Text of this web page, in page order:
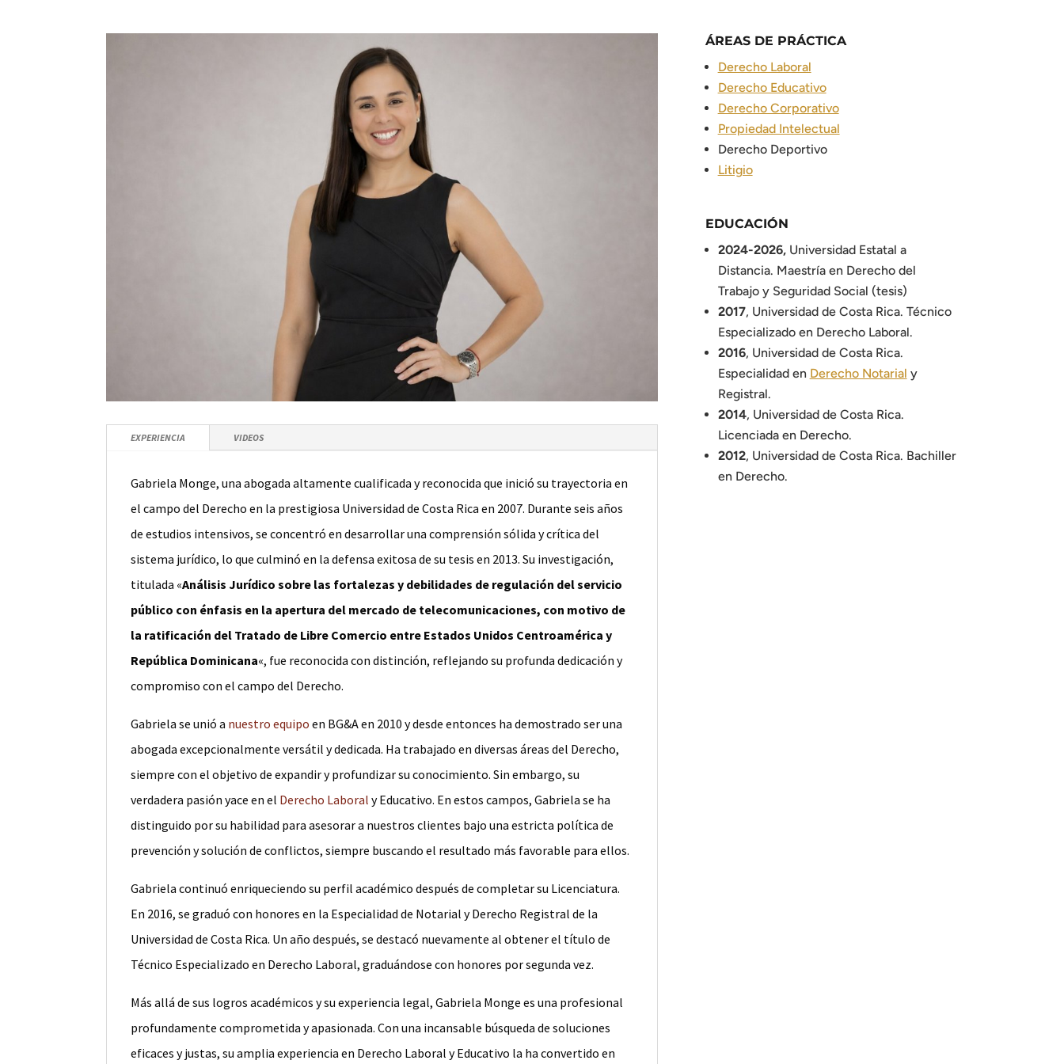
EXPERIENCIA VIDEOS
Gabriela Monge, una abogada altamente cualificada y reconocida que inició su trayectoria en
el campo del Derecho en la prestigiosa Universidad de Costa Rica en 2007. Durante seis años
de estudios intensivos, se concentró en desarrollar una comprensión sólida y crítica del
sistema jurídico, lo que culminó en la defensa exitosa de su tesis en 2013. Su investigación,
titulada «Análisis Jurídico sobre las fortalezas y debilidades de regulación del servicio
público con énfasis en la apertura del mercado de telecomunicaciones, con motivo de
la ratificación del Tratado de Libre Comercio entre Estados Unidos Centroamérica y
República Dominicana«, fue reconocida con distinción, reflejando su profunda dedicación y
compromiso con el campo del Derecho.
Gabriela se unió a nuestro equipo en BG&A en 2010 y desde entonces ha demostrado ser una
abogada excepcionalmente versátil y dedicada. Ha trabajado en diversas áreas del Derecho,
siempre con el objetivo de expandir y profundizar su conocimiento. Sin embargo, su
verdadera pasión yace en el Derecho Laboral y Educativo. En estos campos, Gabriela se ha
distinguido por su habilidad para asesorar a nuestros clientes bajo una estricta política de
prevención y solución de conflictos, siempre buscando el resultado más favorable para ellos.
Gabriela continuó enriqueciendo su perfil académico después de completar su Licenciatura.
En 2016, se graduó con honores en la Especialidad de Notarial y Derecho Registral de la
Universidad de Costa Rica. Un año después, se destacó nuevamente al obtener el título de
Técnico Especializado en Derecho Laboral, graduándose con honores por segunda vez.
Más allá de sus logros académicos y su experiencia legal, Gabriela Monge es una profesional
profundamente comprometida y apasionada. Con una incansable búsqueda de soluciones
eficaces y justas, su amplia experiencia en Derecho Laboral y Educativo la ha convertido en
ÁREAS DE PRÁCTICA
Derecho Laboral
Derecho Educativo
Derecho Corporativo
Propiedad Intelectual
Derecho Deportivo
Litigio
EDUCACIÓN
2024-2026, Universidad Estatal a
Distancia. Maestría en Derecho del
Trabajo y Seguridad Social (tesis)
2017, Universidad de Costa Rica. Técnico
Especializado en Derecho Laboral.
2016, Universidad de Costa Rica.
Especialidad en Derecho Notarial y
Registral.
2014, Universidad de Costa Rica.
Licenciada en Derecho.
2012, Universidad de Costa Rica. Bachiller
en Derecho.